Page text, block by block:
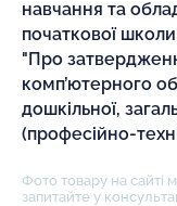
навчання та
початкової
"Про
комп’ютерного
дошкільної,
(професійно-
Фото товару на сайті
запитайте у